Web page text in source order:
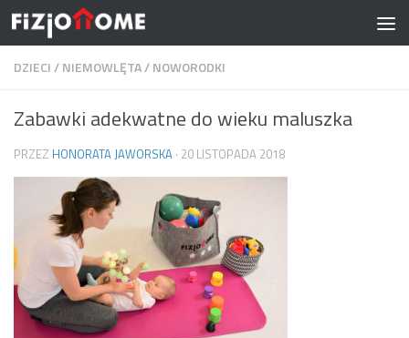
Skip to content
DZIECI/NIEMOWLĘTA/NOWORODKI
Zabawki adekwatne do wieku maluszka
PRZEZ HONORATA JAWORSKA · 20 LISTOPADA 2018